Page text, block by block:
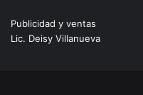
Publicidad y ventas
Lic. Deisy Villanueva